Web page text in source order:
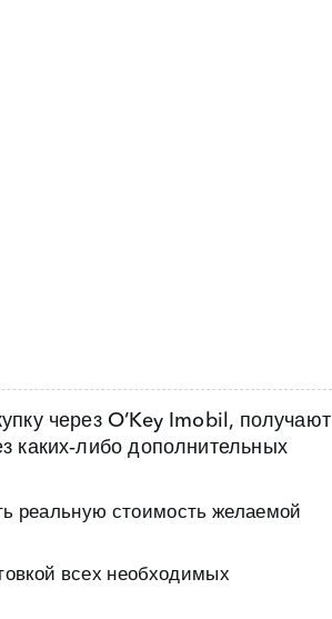
через O’Key Imobil, получают
каких‑либо дополнительных
реальную стоимость желаемой
всех необходимых